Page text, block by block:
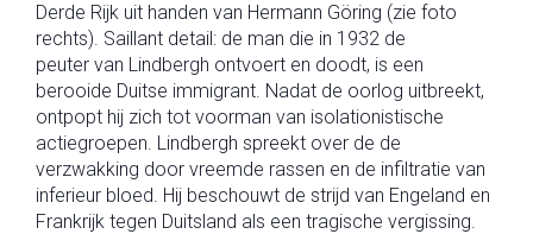
Derde Rijk uit handen van Hermann Göring (zie foto
rechts). Saillant detail: de man die in 1932 de
peuter van Lindbergh ontvoert en doodt, is een
berooide Duitse immigrant. Nadat de oorlog uitbreekt,
ontpopt hij zich tot voorman van isolationistische
actiegroepen. Lindbergh spreekt over de de
verzwakking door vreemde rassen en de infiltratie van
inferieur bloed. Hij beschouwt de strijd van Engeland en
Frankrijk tegen Duitsland als een tragische vergissing.